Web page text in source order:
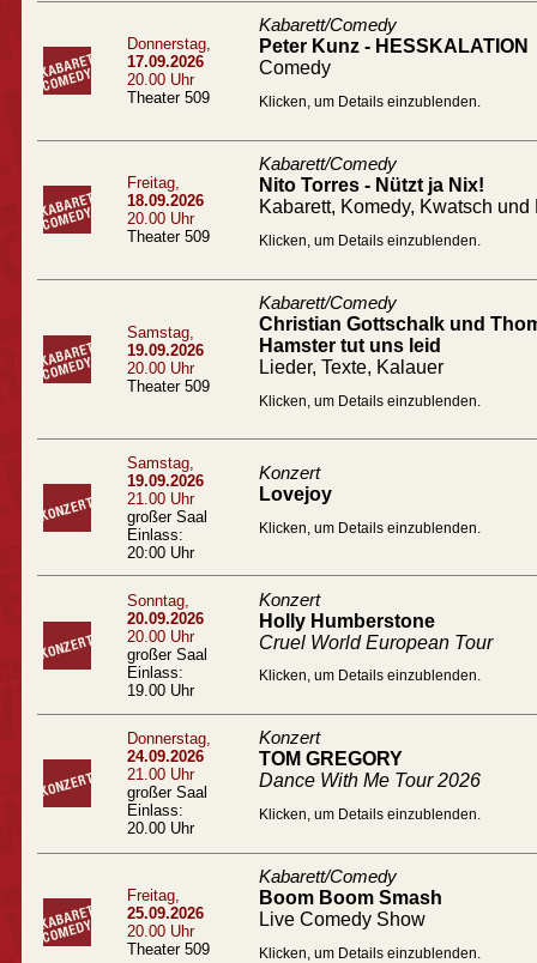
Donnerstag,
17.09.2026
20.00 Uhr
Theater 509
Kabarett/Comedy
Peter Kunz - HESSKALATION
Comedy
Klicken, um Details einzublenden.
Freitag,
18.09.2026
20.00 Uhr
Theater 509
Kabarett/Comedy
Nito Torres - Nützt ja Nix!
Kabarett, Komedy, Kwatsch und
Klicken, um Details einzublenden.
Samstag,
19.09.2026
20.00 Uhr
Theater 509
Kabarett/Comedy
Christian Gottschalk und
Hamster tut uns leid
Lieder, Texte, Kalauer
Klicken, um Details einzublenden.
Samstag,
19.09.2026
21.00 Uhr
großer Saal
Einlass:
20:00 Uhr
Konzert
Lovejoy
Klicken, um Details einzublenden.
Sonntag,
20.09.2026
20.00 Uhr
großer Saal
Einlass:
19.00 Uhr
Konzert
Holly Humberstone
Cruel World European Tour
Klicken, um Details einzublenden.
Donnerstag,
24.09.2026
21.00 Uhr
großer Saal
Einlass:
20.00 Uhr
Konzert
TOM GREGORY
Dance With Me Tour 2026
Klicken, um Details einzublenden.
Freitag,
25.09.2026
20.00 Uhr
Theater 509
Kabarett/Comedy
Boom Boom Smash
Live Comedy Show
Klicken, um Details einzublenden.